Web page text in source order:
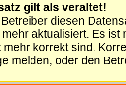
gilt als veraltet!
diesen
aktualisiert. Es ist
mehr korrekt sind.
melden, oder den